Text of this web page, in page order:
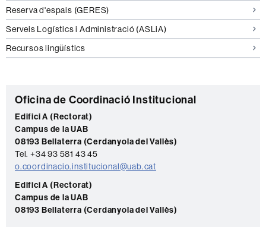
Reserva d'espais (GERES)
Serveis Logístics i Administració (ASLiA)
Recursos lingüístics
C
o
n
t
a
c
t
Oficina de Coordinació Institucional
Edifici A (Rectorat)
Campus de la UAB
08193 Bellaterra (Cerdanyola del Vallès)
Tel. +34 93 581 43 45
o.coordinacio.institucional@uab.cat
Edifici A (Rectorat)
Campus de la UAB
08193 Bellaterra (Cerdanyola del Vallès)